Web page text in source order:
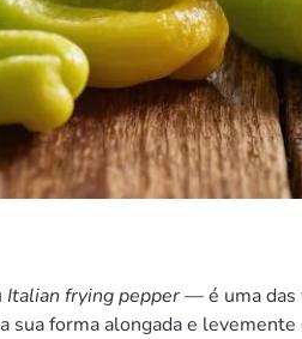
Italian frying pepper— é uma das
sua forma alongada e